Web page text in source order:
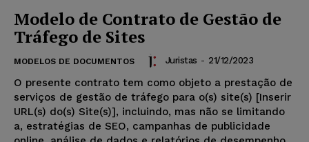
Modelo de Contrato de Gestão de
Tráfego de Sites
MODELOS DE DOCUMENTOS Juristas - 21/12/2023
O presente contrato tem como objeto a prestação de
serviços de gestão de tráfego para o(s) site(s) [Inserir
URL(s) do(s) Site(s)], incluindo, mas não se limitando
a, estratégias de SEO, campanhas de publicidade